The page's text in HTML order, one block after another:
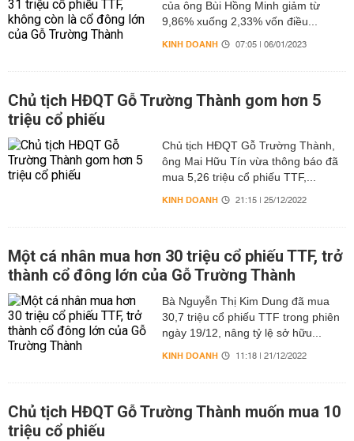
của ông Bùi Hồng Minh giảm từ
9,86% xuống 2,33% vốn điều...
KINH DOANH 07:05 | 06/01/2023
Chủ tịch HĐQT Gỗ Trường Thành gom hơn 5
triệu cổ phiếu
Chủ tịch HĐQT Gỗ Trường Thành,
ông Mai Hữu Tín vừa thông báo đã
mua 5,26 triệu cổ phiếu TTF,...
KINH DOANH 21:15 | 25/12/2022
Một cá nhân mua hơn 30 triệu cổ phiếu TTF, trở
thành cổ đông lớn của Gỗ Trường Thành
Bà Nguyễn Thị Kim Dung đã mua
30,7 triệu cổ phiếu TTF trong phiên
ngày 19/12, nâng tỷ lệ sở hữu...
KINH DOANH 11:18 | 21/12/2022
Chủ tịch HĐQT Gỗ Trường Thành muốn mua 10
triệu cổ phiếu